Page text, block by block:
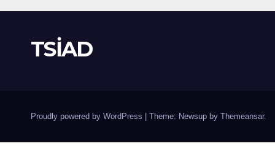
TSİAD
Proudly powered by WordPress | Theme: Newsup by Themeansar.